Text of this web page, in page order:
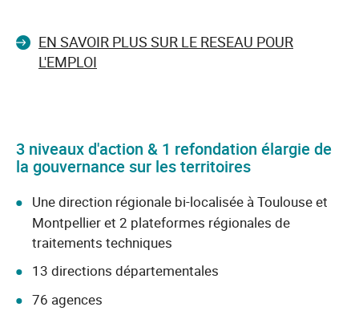
EN SAVOIR PLUS SUR LE RESEAU POUR
L'EMPLOI
3 niveaux d'action & 1 refondation élargie de
la gouvernance sur les territoires
Une direction régionale bi-localisée à Toulouse et
Montpellier et 2 plateformes régionales de
traitements techniques
13 directions départementales
76 agences